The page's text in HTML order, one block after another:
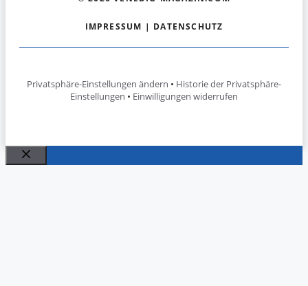
IMPRESSUM | DATENSCHUTZ
Privatsphäre-Einstellungen ändern • Historie der Privatsphäre-
Einstellungen • Einwilligungen widerrufen
Schließen